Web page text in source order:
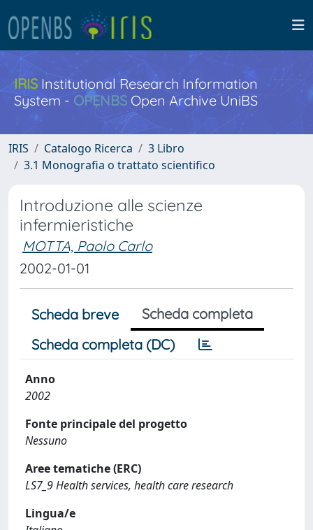
IRISInstitutional Research Information
System - OPENBS Open Archive UniBS
IRIS Catalogo Ricerca
3 Libro
3.1 Monografia o trattato scientifico
Introduzione alle scienze
infermieristiche
MOTTA, Paolo Carlo
2002-01-01
Scheda breve
Scheda completa
Scheda completa (DC)
Anno
2002
Fonte principale del progetto
Nessuno
Aree tematiche (ERC)
LS7_9 Health services, health care research
Lingua/e